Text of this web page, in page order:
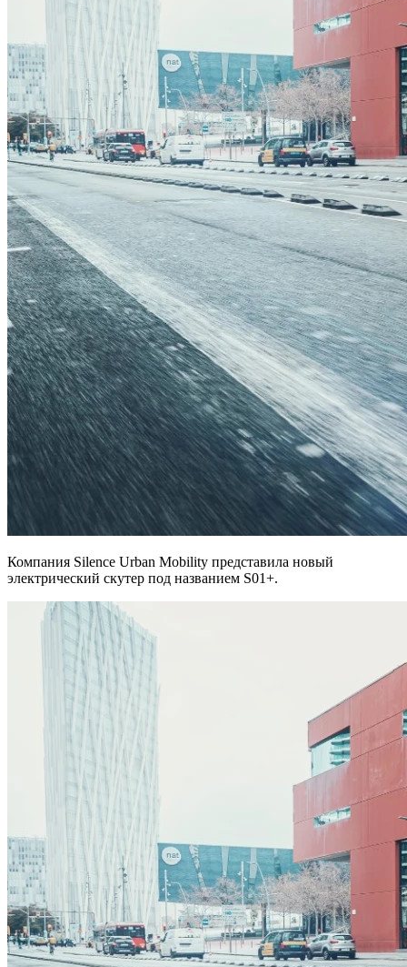
Компания Silence Urban Mobility представила новый
электрический скутер под названием S01+.